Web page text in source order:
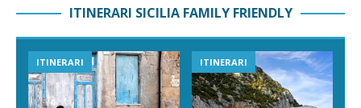
ITINERARI SICILIA FAMILY FRIENDLY
ITINERARI ITINERARI